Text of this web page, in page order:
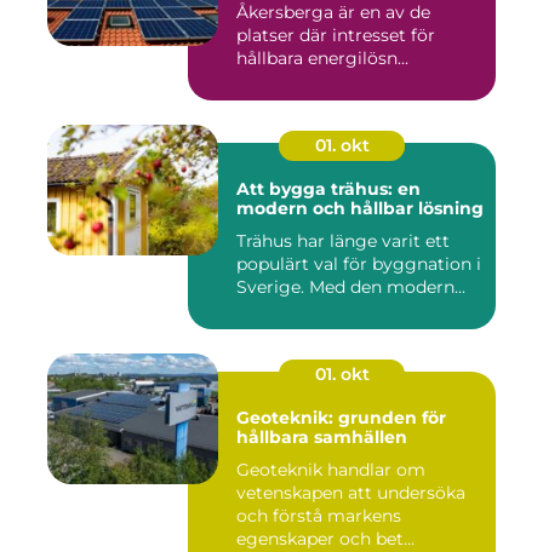
Åkersberga är en av de
platser där intresset för
hållbara energilösn...
01. okt
Att bygga trähus: en
modern och hållbar lösning
Trähus har länge varit ett
populärt val för byggnation i
Sverige. Med den modern...
01. okt
Geoteknik: grunden för
hållbara samhällen
Geoteknik handlar om
vetenskapen att undersöka
och förstå markens
egenskaper och bet...